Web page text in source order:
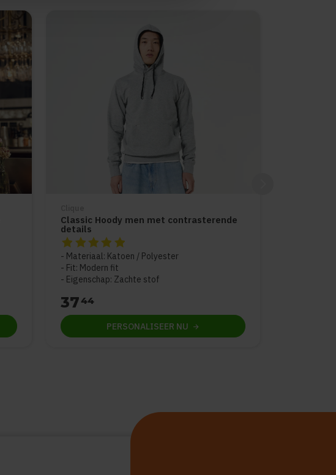
Classic Hoody men met contrasterende
details
De beoordeling van dit product is
Materiaal: Katoen / Polyester
Fit: Modern fit
Eigenschap: Zachte stof
3744
PERSONALISEER NU